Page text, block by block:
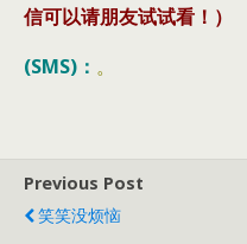
信可以请朋友试试看！）
(SMS)： 。
Previous Post
笑笑没烦恼